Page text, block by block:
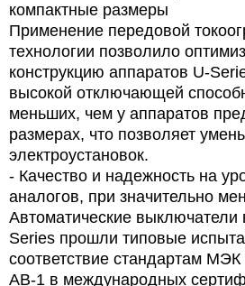
компактные размеры
Применение передовой
технологии позволило
конструкцию аппаратов U-
высокой отключающей
меньших, чем у аппаратов
размерах, что позволяет
электроустановок.
- Качество и надежность на
аналогов, при значительно
Автоматические выключатели
Series прошли типовые
соответствие стандартам
AB-1 в международных